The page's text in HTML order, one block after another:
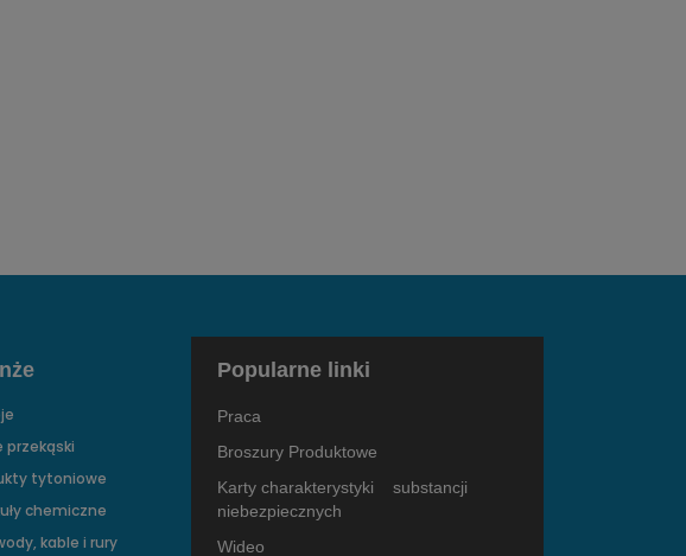
przekąski
tytoniowe
chemiczne
kable i rury
Popularne linki
Praca
Broszury Produktowe
Karty charakterystyki substancji
niebezpiecznych
Wideo